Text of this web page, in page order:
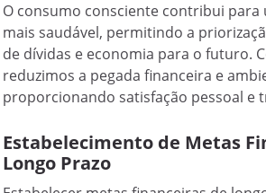
O consumo consciente contribui
mais saudável, permitindo a
de dívidas e economia para o futuro.
reduzimos a pegada financeira e
proporcionando satisfação pessoal e
Estabelecimento de Metas
Longo Prazo